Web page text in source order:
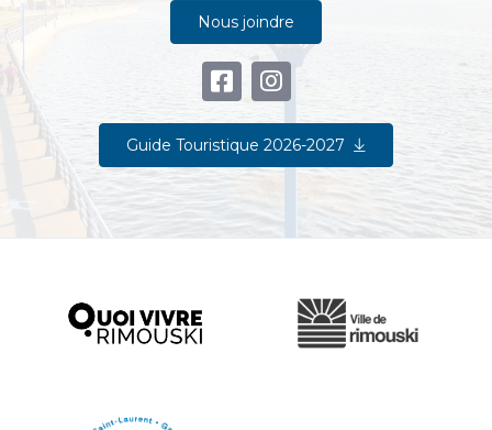
Nous joindre
Guide Touristique 2026-2027